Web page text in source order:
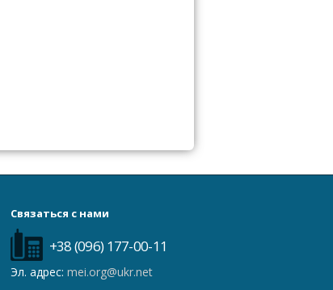
Связаться с нами
+38 (096) 177-00-11
Эл. адрес: mei.org@ukr.net